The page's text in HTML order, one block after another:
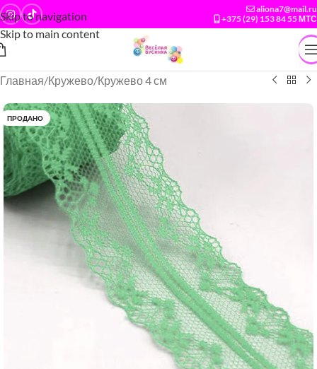
Skip to navigation
Skip to main content
aliona7@mail.ru
+375 (29) 153 84 55 МТС
Главная/Кружево/Кружево 4 см
ПРОДАНО